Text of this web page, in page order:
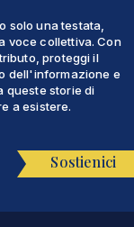
solo una testata,
voce collettiva. Con
proteggi il
dell'informazione e
queste storie di
a esistere.
Sostienici